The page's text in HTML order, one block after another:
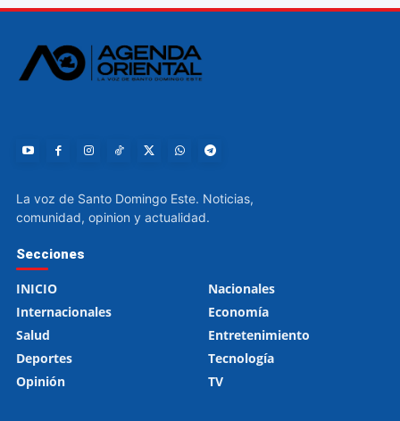
La voz de Santo Domingo Este. Noticias,
comunidad, opinion y actualidad.
Secciones
INICIO
Nacionales
Internacionales
Economía
Salud
Entretenimiento
Deportes
Tecnología
Opinión
TV